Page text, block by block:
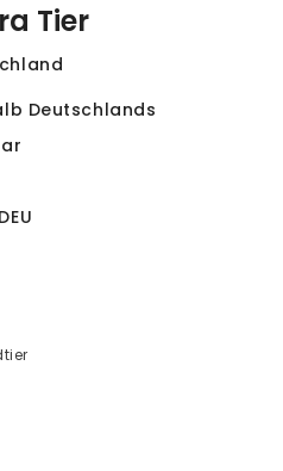
Tier
Deutschlands